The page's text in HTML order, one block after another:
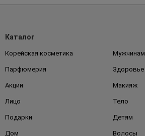
Каталог
Корейская косметика Мужчинам
Парфюмерия Здоровье
Акции Макияж
Лицо Тело
Подарки Детям
Дом Волосы